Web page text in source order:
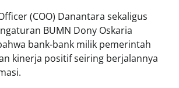
(COO) Danantara sekaligus
BUMN Dony Oskaria
bank-bank milik pemerintah
kinerja positif seiring berjalannya